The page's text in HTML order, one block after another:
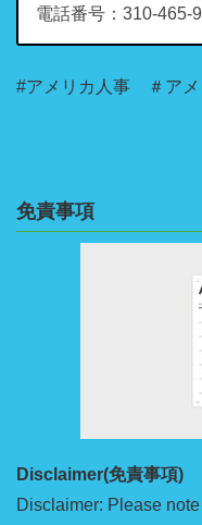
電話番号：310-465-
#アメリカ人事 ＃ア
免責事項
Disclaimer(免責事項)
Disclaimer: Please